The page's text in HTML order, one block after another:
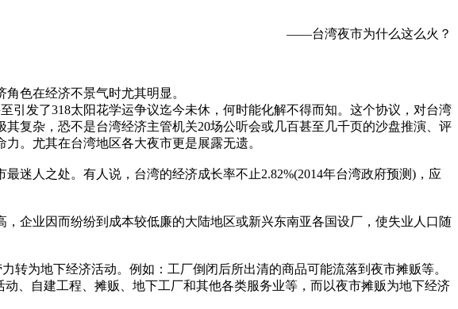
——台湾夜市为什么这么火？
色在经济不景气时尤其明显。
引发了318太阳花学运争议迄今未休，何时能化解不得而知。这个协议，对台湾
复杂，恐不是台湾经济主管机关20场公听会或几百甚至几千页的沙盘推演、评
。尤其在台湾地区各大夜市更是展露无遗。
人之处。有人说，台湾的经济成长率不止2.82%(2014年台湾政府预测)，应
业因而纷纷到成本较低廉的大陆地区或新兴东南亚各国设厂，使失业人口随
为地下经济活动。例如：工厂倒闭后所出清的商品可能流落到夜市摊贩等。
、自建工程、摊贩、地下工厂和其他各类服务业等，而以夜市摊贩为地下经济